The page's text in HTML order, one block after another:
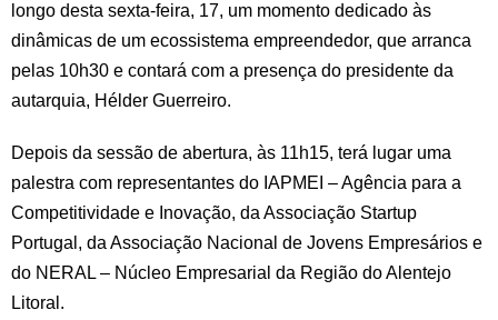
longo desta sexta-feira, 17, um momento dedicado às
dinâmicas de um ecossistema empreendedor, que arranca
pelas 10h30 e contará com a presença do presidente da
autarquia, Hélder Guerreiro.
Depois da sessão de abertura, às 11h15, terá lugar uma
palestra com representantes do IAPMEI – Agência para a
Competitividade e Inovação, da Associação Startup
Portugal, da Associação Nacional de Jovens Empresários e
do NERAL – Núcleo Empresarial da Região do Alentejo
Litoral.